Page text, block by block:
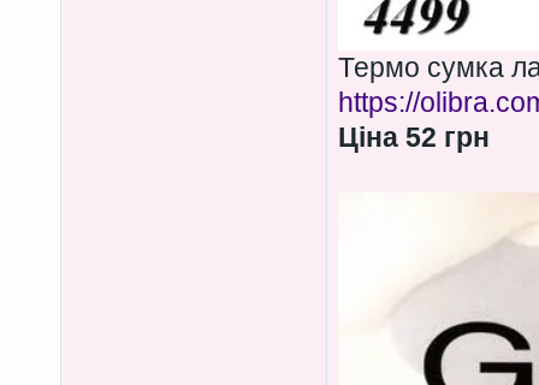
Термо сумка
https://
Ціна 52 грн